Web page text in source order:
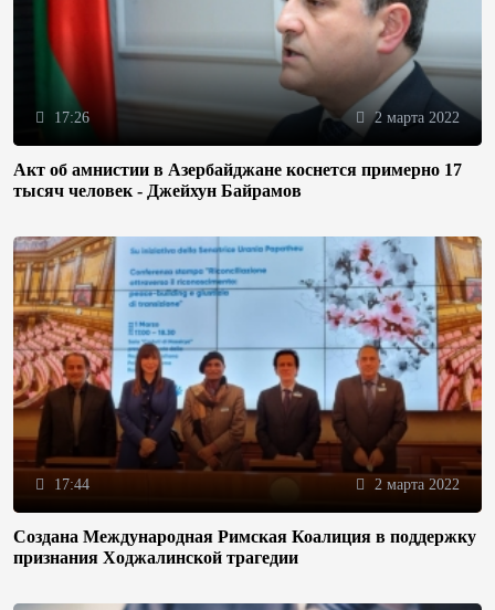
17:26 2 марта 2022
Акт об амнистии в Азербайджане коснется примерно 17
тысяч человек - Джейхун Байрамов
17:44 2 марта 2022
Создана Международная Римская Коалиция в поддержку
признания Ходжалинской трагедии